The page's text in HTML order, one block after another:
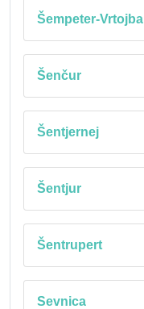
Šempeter-Vrtojba
Šenčur
Šentjernej
Šentjur
Šentrupert
Sevnica